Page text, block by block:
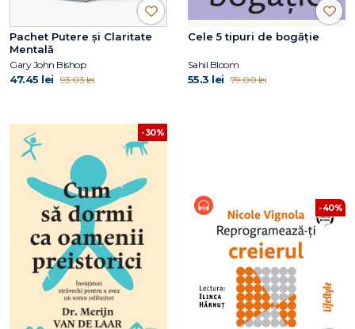
Pachet Putere și Claritate
Mentală
Gary John Bishop
47.45 lei 93.03 lei
Cele 5 tipuri de bogăție
Sahil Bloom
55.3 lei 79.00 lei
-30%
-40%